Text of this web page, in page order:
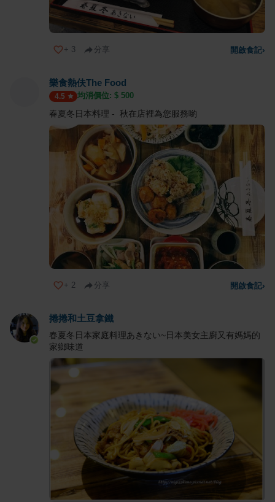
+ 3 分享 開啟食記›
樂食熱伕The Food
4.5 均消價位: $ 500
春夏冬日本料理 - 秋在店裡為您服務喲
+ 2 分享 開啟食記›
捲捲和土豆拿鐵
春夏冬日本家庭料理あきない~日本美女主廚又有媽媽的
家鄉味道